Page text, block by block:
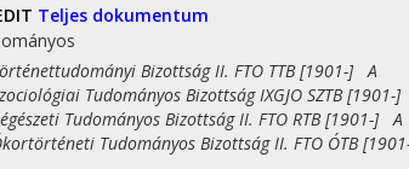
Teljes dokumentum
Bizottság II. FTO TTB [1901-] A
Tudományos Bizottság IXGJO SZTB
Tudományos Bizottság II. FTO RTB [1901-] A
Tudományos Bizottság II. FTO ÓTB